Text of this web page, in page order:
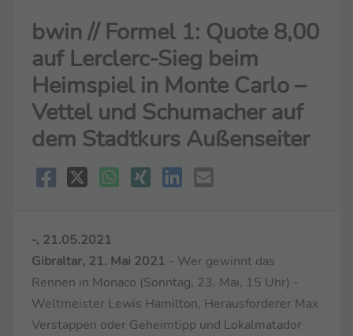
bwin // Formel 1: Quote 8,00
auf Lerclerc-Sieg beim
Heimspiel in Monte Carlo –
Vettel und Schumacher auf
dem Stadtkurs Außenseiter
-, 21.05.2021
Gibraltar, 21. Mai 2021 - Wer gewinnt das
Rennen in Monaco (Sonntag, 23. Mai, 15 Uhr) -
Weltmeister Lewis Hamilton, Herausforderer Max
Verstappen oder Geheimtipp und Lokalmatador